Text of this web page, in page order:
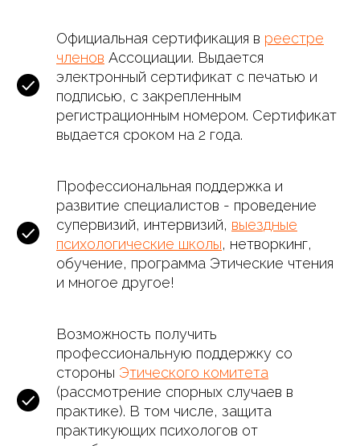
Официальная сертификация в реестре
членов Ассоциации. Выдается
электронный сертификат с печатью и
подписью, с закрепленным
регистрационным номером. Сертификат
выдается сроком на 2 года.
Профессиональная поддержка и
развитие специалистов - проведение
супервизий, интервизий, выездные
психологические школы, нетворкинг,
обучение, программа Этические чтения
и многое другое!
Возможность получить
профессиональную поддержку со
стороны Этического комитета
(рассмотрение спорных случаев в
практике). В том числе, защита
практикующих психологов от